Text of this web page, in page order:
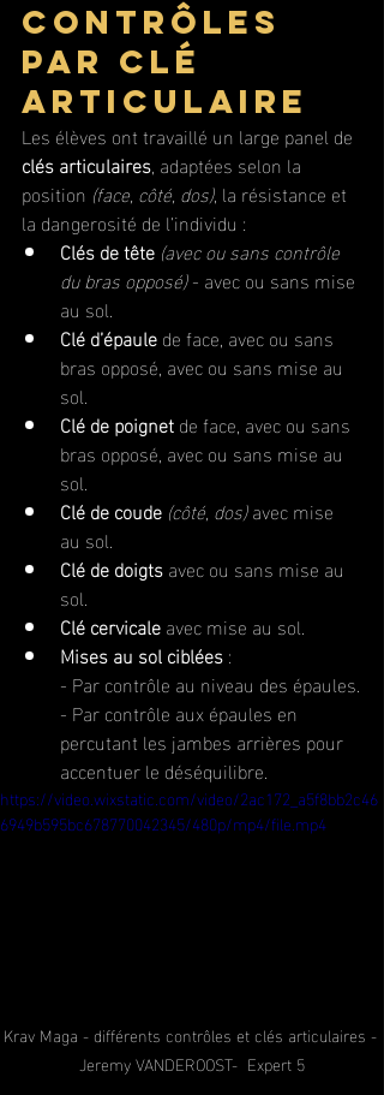
Contrôles
par clé
articulaire
Les élèves ont travaillé un large panel de
clés articulaires, adaptées selon la
position (face, côté, dos), la résistance et
la dangerosité de l’individu :
Clés de tête (avec ou sans contrôle
du bras opposé) - avec ou sans mise
au sol.
Clé d’épaule de face, avec ou sans
bras opposé, avec ou sans mise au
sol.
Clé de poignet de face, avec ou sans
bras opposé, avec ou sans mise au
sol.
Clé de coude (côté, dos) avec mise
au sol.
Clé de doigts avec ou sans mise au
sol.
Clé cervicale avec mise au sol.
Mises au sol ciblées :
- Par contrôle au niveau des épaules.
- Par contrôle aux épaules en
percutant les jambes arrières pour
accentuer le déséquilibre.
https://video.wixstatic.com/video/2ac172_a5f8bb2c46
6949b595bc678770042345/480p/mp4/file.mp4
Krav Maga - différents contrôles et clés articulaires -
Jeremy VANDEROOST-  Expert 5